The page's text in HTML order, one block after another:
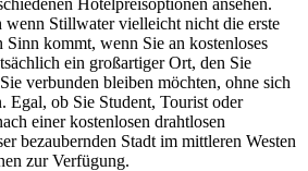
Hotelpreisoptionen ansehen.
wenn Stillwater vielleicht nicht die erste
Sinn kommt, wenn Sie an kostenloses
ein großartiger Ort, den Sie
verbunden bleiben möchten, ohne sich
Egal, ob Sie Student, Tourist oder
einer kostenlosen drahtlosen
bezaubernden Stadt im mittleren Westen
zur Verfügung.